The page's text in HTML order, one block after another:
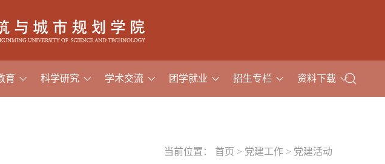
育 科学研究 学术交流 团学就业 招生专栏 资料下载
当前位置： 首页 > 党建工作 > 党建活动